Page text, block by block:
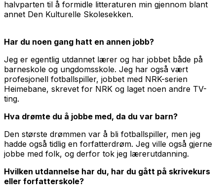
halvparten til å formidle litteraturen min gjennom blant
annet Den Kulturelle Skolesekken.
Har du noen gang hatt en annen jobb?
Jeg er egentlig utdannet lærer og har jobbet både på
barneskole og ungdomsskole. Jeg har også vært
profesjonell fotballspiller, jobbet med NRK-serien
Heimebane, skrevet for NRK og laget noen andre TV-
ting.
Hva drømte du å jobbe med, da du var barn?
Den største drømmen var å bli fotballspiller, men jeg
hadde også tidlig en forfatterdrøm. Jeg ville også gjerne
jobbe med folk, og derfor tok jeg lærerutdanning.
Hvilken utdannelse har du, har du gått på skrivekurs
eller forfatterskole?